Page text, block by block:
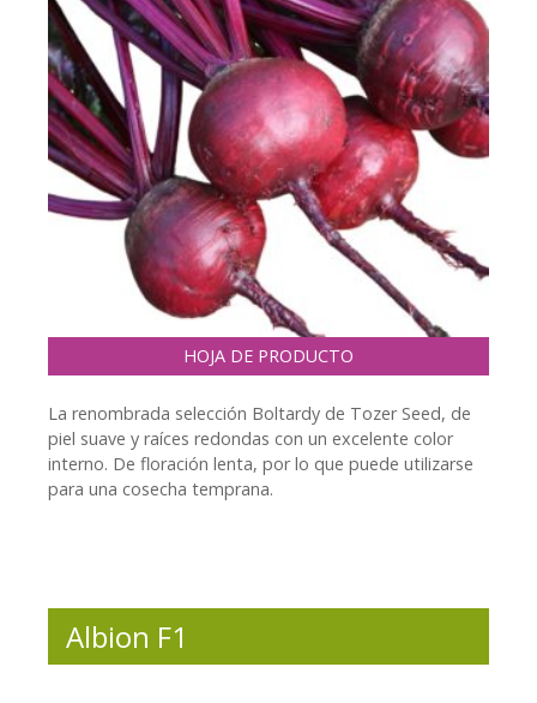
HOJA DE PRODUCTO
La renombrada selección Boltardy de Tozer Seed, de
piel suave y raíces redondas con un excelente color
interno. De floración lenta, por lo que puede utilizarse
para una cosecha temprana.
Albion F1